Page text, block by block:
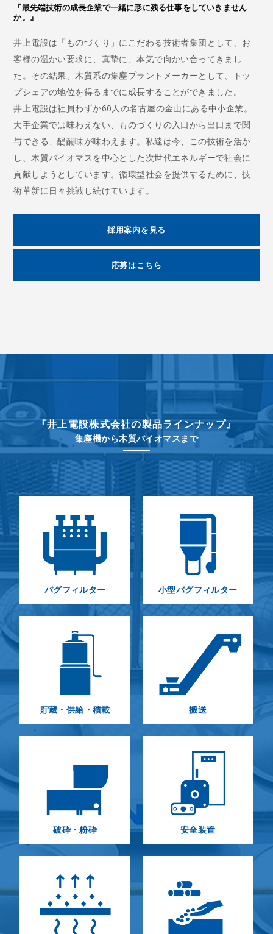
『最先端技術の成長企業で一緒に形に残る仕事をしていきません
か。』
井上電設は「ものづくり」にこだわる技術者集団として、お
客様の温かい要求に、真摯に、本気で向かい合ってきまし
た。その結果、木質系の集塵プラントメーカーとして、トッ
プシェアの地位を得るまでに成長することができました。
井上電設は社員わずか60人の名古屋の金山にある中小企業。
大手企業では味わえない、ものづくりの入口から出口まで関
与できる、醍醐味が味わえます。私達は今、この技術を活か
し、木質バイオマスを中心とした次世代エネルギーで社会に
貢献しようとしています。循環型社会を提供するために、技
術革新に日々挑戦し続けています。
採用案内を見る
応募はこちら
『井上電設株式会社の製品ラインナップ』
集塵機から木質バイオマスまで
バグフィルター 小型バグフィルター
貯蔵・供給・積載 搬送
破砕・粉砕 安全装置